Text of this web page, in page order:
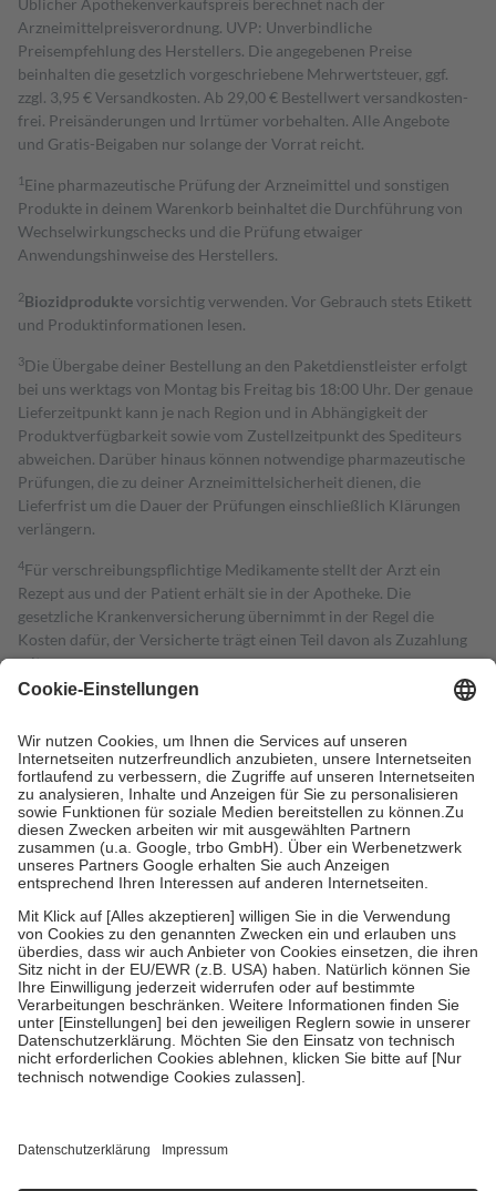
Üblicher Apothekenverkaufspreis berechnet nach der
Arzneimittelpreisverordnung. UVP: Unverbindliche
Preisempfehlung des Herstellers. Die angegebenen Preise
beinhalten die gesetzlich vorgeschriebene Mehrwertsteuer, ggf.
zzgl. 3,95 € Versandkosten. Ab 29,00 € Bestell­wert versand­kosten­
frei. Preisänderungen und Irrtümer vorbehalten. Alle Angebote
und Gratis-Beigaben nur solange der Vorrat reicht.
1 Eine pharmazeutische Prüfung der Arzneimittel und sonstigen
Produkte in deinem Warenkorb beinhaltet die Durchführung von
Wechselwirkungschecks und die Prüfung etwaiger
Anwendungshinweise des Herstellers.
2Biozidproduktevorsichtig verwenden. Vor Gebrauch stets Etikett
und Produktinformationen lesen.
3Die Übergabe deiner Bestellung an den Paketdienstleister erfolgt
bei uns werktags von Montag bis Freitag bis 18:00 Uhr. Der genaue
Lieferzeitpunkt kann je nach Region und in Abhängigkeit der
Produktverfügbarkeit sowie vom Zustellzeitpunkt des Spediteurs
abweichen. Darüber hinaus können notwendige pharmazeutische
Prüfungen, die zu deiner Arzneimittelsicherheit dienen, die
Lieferfrist um die Dauer der Prüfungen einschließlich Klärungen
verlängern.
4Für verschreibungspflichtige Medikamente stellt der Arzt ein
Rezept aus und der Patient erhält sie in der Apotheke. Die
gesetzliche Krankenversicherung übernimmt in der Regel die
Kosten dafür, der Versicherte trägt einen Teil davon als Zuzahlung
mit.
Grundsätzlich leisten Mitglieder Zuzahlungen in Höhe von zehn
höchstens zehn Euro.
Es sind jedoch nie mehr als die tatsächlichen
Kosten der Leistung zu entrichten.
Diese Regeln gelten grundsätzlich auch für Online-Apotheken.
Bei Heilmitteln und häuslicher Krankenpflege beträgt die
Zuzahlung zehn Prozent der Kosten sowie zehn Euro je
Verordnung.
Um das Engagement der Versicherten für ihre eigene Gesundheit zu
stärken und die besondere Stellung der Familie zu unterstützen,
fallenkeine Zuzahlungenan bei:
• Kindern und Jugendlichen bis zum vollendeten 18. Lebensjahr
mit Ausnahme der Fahrkosten
• Untersuchungen zur Vorsorge und Früherkennung, die von der
GKV getragen werden
• empfohlenen Schutzimpfungen
• Harn- und Blutteststreifen
getroffen, um sicherzustellen, dass es sich um echte Bewertungen